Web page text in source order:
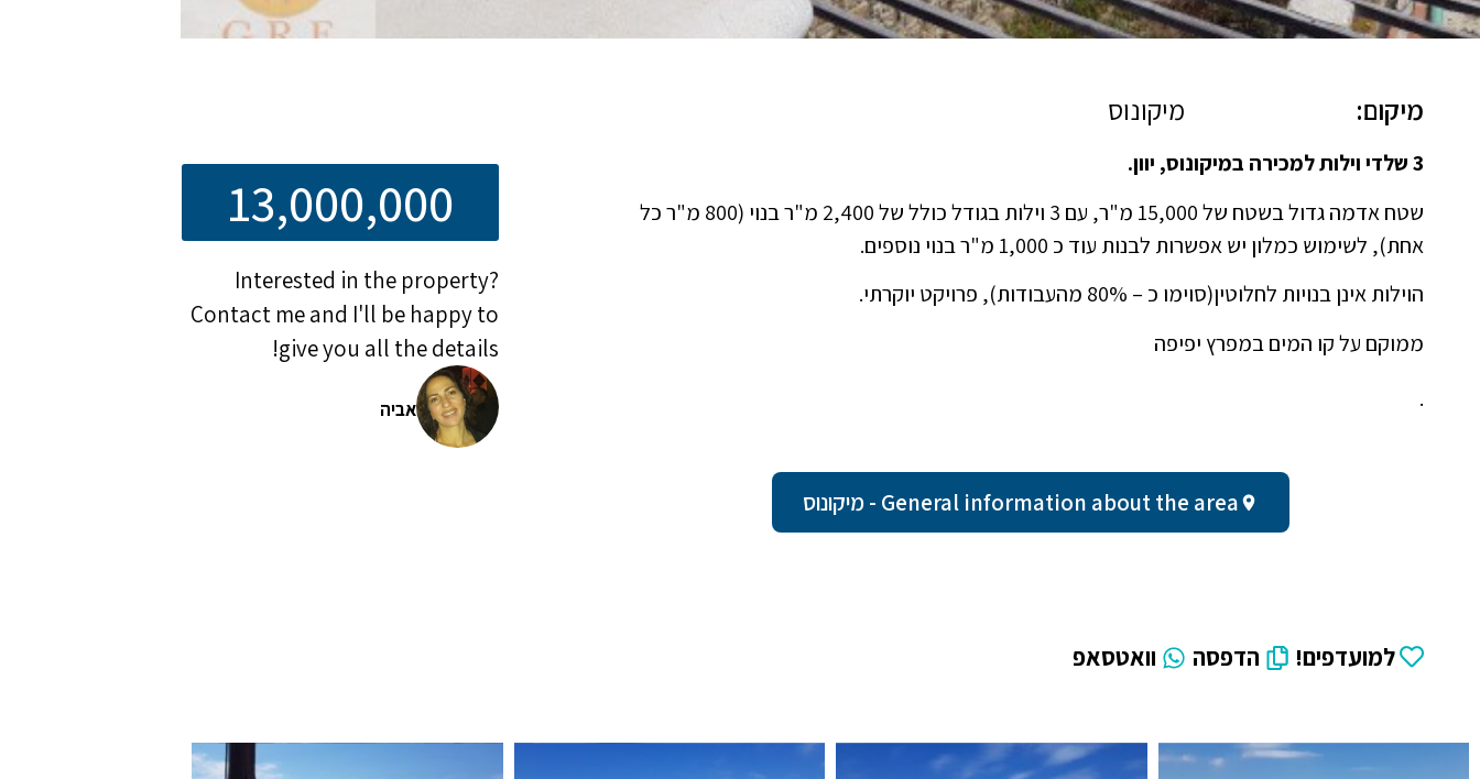
מיקום: מיקונוס
3 שלדי וילות למכירה במיקונוס, יוון.
שטח אדמה גדול בשטח של 15,000 מ"ר, עם 3 וילות בגודל כולל של 2,400 מ"ר בנוי (800 מ"ר כל
אחת), לשימוש כמלון יש אפשרות לבנות עוד כ 1,000 מ"ר בנוי נוספים.
הוילות אינן בנויות לחלוטין(סוימו כ – 80% מהעבודות), פרויקט יוקרתי.
ממוקם על קו המים במפרץ יפיפה
.
General information about the area - מיקונוס
למועדפים! הדפסה וואטסאפ
13,000,000
Interested in the property?
Contact me and I'll be happy to
give you all the details!
אביה